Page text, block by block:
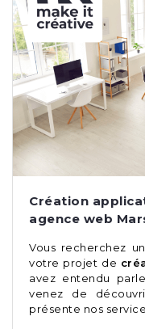
Création
agence web
Vous recherchez
votre projet de
avez entendu
venez de
présente nos